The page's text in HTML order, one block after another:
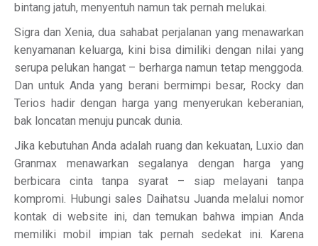
bintang jatuh, menyentuh namun tak pernah melukai.
Sigra dan Xenia, dua sahabat perjalanan yang menawarkan
kenyamanan keluarga, kini bisa dimiliki dengan nilai yang
serupa pelukan hangat – berharga namun tetap menggoda.
Dan untuk Anda yang berani bermimpi besar, Rocky dan
Terios hadir dengan harga yang menyerukan keberanian,
bak loncatan menuju puncak dunia.
Jika kebutuhan Anda adalah ruang dan kekuatan, Luxio dan
Granmax menawarkan segalanya dengan harga yang
berbicara cinta tanpa syarat – siap melayani tanpa
kompromi. Hubungi sales Daihatsu Juanda melalui nomor
kontak di website ini, dan temukan bahwa impian Anda
memiliki mobil impian tak pernah sedekat ini. Karena